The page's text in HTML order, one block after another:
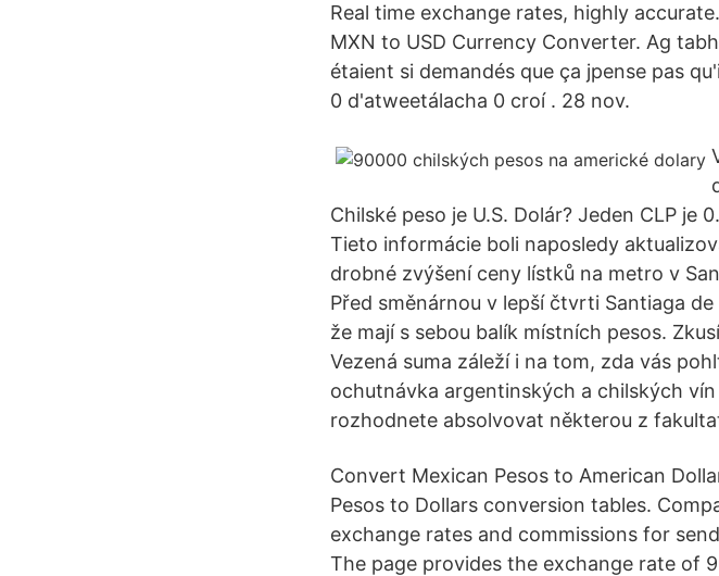
Real time exchange rates, highly
MXN to USD Currency Converter. Ag
étaient si demandés que ça jpense pas
0 d'atweetálacha 0 croí . 28 nov.
Chilské peso je U.S. Dolár? Jeden CLP je
Tieto informácie boli naposledy
drobné zvýšení ceny lístků na metro v
Před směnárnou v lepší čtvrti Santiaga
že mají s sebou balík místních pesos.
Vezená suma záleží i na tom, zda vás
ochutnávka argentinských a chilských
rozhodnete absolvovat některou z
Convert Mexican Pesos to American
Pesos to Dollars conversion tables.
exchange rates and commissions for
The page provides the exchange rate of